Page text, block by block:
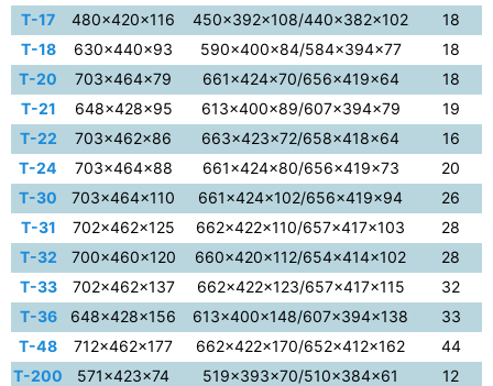
T-17
480×420×116 450×392×108/440×382×102
18
T-18
630×440×93 590×400×84/584×394×77
18
T-20
703×464×79 661×424×70/656×419×64
18
T-21
648×428×95 613×400×89/607×394×79
19
T-22
703×462×86 663×423×72/658×418×64
16
T-24
703×464×88 661×424×80/656×419×73
20
T-30
703×464×110 661×424×102/656×419×94
26
T-31
702×462×125 662×422×110/657×417×103
28
T-32
700×460×120 660×420×112/654×414×102
28
T-33
702×462×137 662×422×123/657×417×115
32
T-36
648×428×156 613×400×148/607×394×138
33
T-48
712×462×177 662×422×170/652×412×162
44
T-200
571×423×74 519×393×70/510×384×61
12